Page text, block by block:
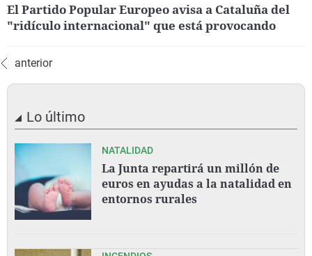
El Partido Popular Europeo avisa a Cataluña del
"ridículo internacional" que está provocando
anterior
Lo último
NATALIDAD
La Junta repartirá un millón de
euros en ayudas a la natalidad en
entornos rurales